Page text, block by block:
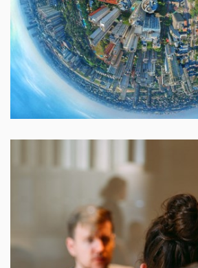
sociální politiky.
Na pracovním trhu dlouhodobě